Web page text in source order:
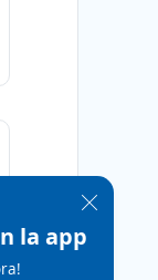
la app